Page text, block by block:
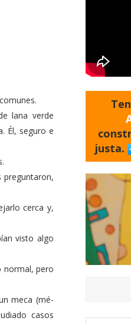
lana verde
Él, seguro e
preguntaron,
cerca y,
visto algo
normal, pero
meca (mé­
casos
justa.